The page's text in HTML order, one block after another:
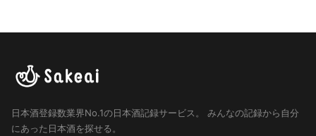
日本酒登録数業界No.1の日本酒記録サービス。
みんなの記録から自分
にあった日本酒を探せる。